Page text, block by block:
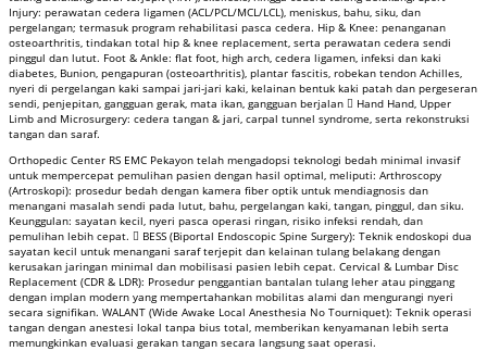
Injury: perawatan cedera ligamen (ACL/PCL/MCL/LCL), meniskus, bahu, siku, dan
pergelangan; termasuk program rehabilitasi pasca cedera. Hip & Knee: penanganan
osteoarthritis, tindakan total hip & knee replacement, serta perawatan cedera sendi
pinggul dan lutut. Foot & Ankle: flat foot, high arch, cedera ligamen, infeksi dan kaki
diabetes, Bunion, pengapuran (osteoarthritis), plantar fascitis, robekan tendon Achilles,
nyeri di pergelangan kaki sampai jari-jari kaki, kelainan bentuk kaki patah dan pergeseran
sendi, penjepitan, gangguan gerak, mata ikan, gangguan berjalan  Hand Hand, Upper
Limb and Microsurgery: cedera tangan & jari, carpal tunnel syndrome, serta rekonstruksi
tangan dan saraf.
Orthopedic Center RS EMC Pekayon telah mengadopsi teknologi bedah minimal invasif
untuk mempercepat pemulihan pasien dengan hasil optimal, meliputi: Arthroscopy
(Artroskopi): prosedur bedah dengan kamera fiber optik untuk mendiagnosis dan
menangani masalah sendi pada lutut, bahu, pergelangan kaki, tangan, pinggul, dan siku.
Keunggulan: sayatan kecil, nyeri pasca operasi ringan, risiko infeksi rendah, dan
pemulihan lebih cepat.  BESS (Biportal Endoscopic Spine Surgery): Teknik endoskopi dua
sayatan kecil untuk menangani saraf terjepit dan kelainan tulang belakang dengan
kerusakan jaringan minimal dan mobilisasi pasien lebih cepat. Cervical & Lumbar Disc
Replacement (CDR & LDR): Prosedur penggantian bantalan tulang leher atau pinggang
dengan implan modern yang mempertahankan mobilitas alami dan mengurangi nyeri
secara signifikan. WALANT (Wide Awake Local Anesthesia No Tourniquet): Teknik operasi
tangan dengan anestesi lokal tanpa bius total, memberikan kenyamanan lebih serta
memungkinkan evaluasi gerakan tangan secara langsung saat operasi.